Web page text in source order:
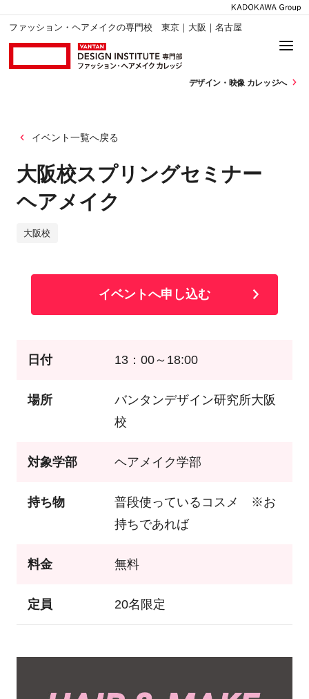
ファッション・ヘアメイクの専門校 東京｜大阪｜名古屋
デザイン・ 映像 カレッジへ
イベント一覧へ戻る
大阪校スプリングセミナー
ヘアメイク
大阪校
イベントへ申し込む
日付 13：00～18:00
場所
バンタンデザイン研究所大阪
校
対象学部 ヘアメイク学部
持ち物
普段使っているコスメ ※お
持ちであれば
料金 無料
定員 20名限定